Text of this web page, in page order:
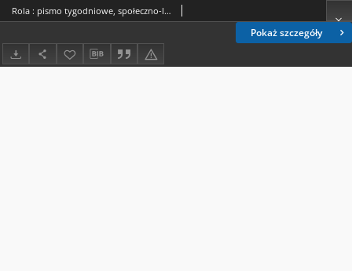
Pokaż szczegóły
Rola : pismo tygodniowe, społeczno-literackie R. 21, nr 45 (25 października/7 listopada 1903)